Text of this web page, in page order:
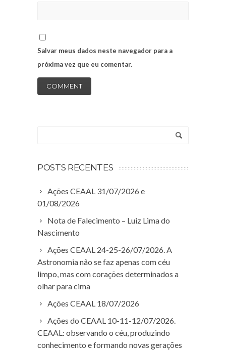
Salvar meus dados neste navegador para a
próxima vez que eu comentar.
POSTS RECENTES
Ações CEAAL 31/07/2026 e
01/08/2026
Nota de Falecimento – Luiz Lima do
Nascimento
Ações CEAAL 24-25-26/07/2026. A
Astronomia não se faz apenas com céu
limpo, mas com corações determinados a
olhar para cima
Ações CEAAL 18/07/2026
Ações do CEAAL 10-11-12/07/2026.
CEAAL: observando o céu, produzindo
conhecimento e formando novas gerações